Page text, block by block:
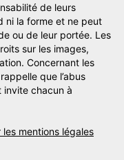
de leurs
ni la forme et ne peut
ou de leur portée. Les
sur les images,
Concernant les
que l’abus
invite chacun à
les mentions légales